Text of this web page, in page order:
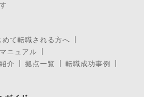
めて転職される方へ
ニュアル
介
拠点一覧
転職成功事例